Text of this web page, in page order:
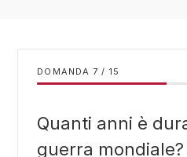
DOMANDA / 15
Quanti anni è
guerra mondiale?